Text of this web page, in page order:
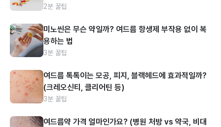
2분 꿀팁
미노씬은 무슨 약일까? 여드름 항생제 부작용 없이 복
용하는 법
3분 꿀팁
여드름 톡톡이는 모공, 피지, 블랙헤드에 효과적일까?
(크레오신티, 클리어틴 등)
3분 꿀팁
여드름약 가격 얼마인가요? (병원 처방 vs 약국, 비대